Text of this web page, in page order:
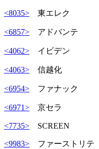
<8035> 東エレク
<6857> アドバンテ
<4062> イビデン
<4063> 信越化
<6954> ファナッ
<6971> 京セラ
<7735> SCREEN
<9983> ファースト